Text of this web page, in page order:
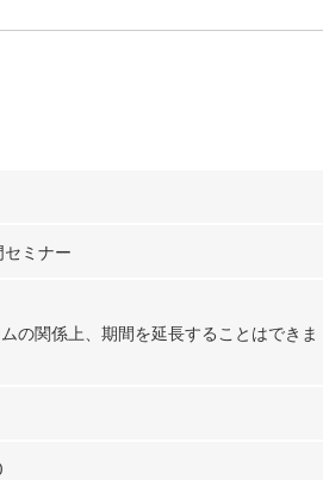
ミナー
の関係上、期間を延長することはできま